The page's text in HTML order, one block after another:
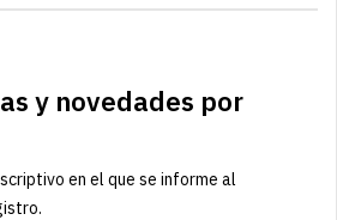
y novedades por
en el que se informe al